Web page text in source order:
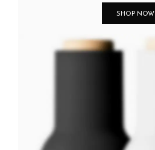
SHOP NOW